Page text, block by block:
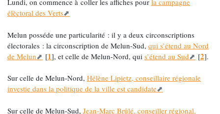
Lundi, on commence à coller les affiches pour la campagne
élèctoral des Verts
Melun posséde une particularité : il y a deux circonscriptions
électorales : la circonscription de Melun-Sud, qui s’étend au Nord
de Melun
[1], et celle de Melun-Nord, qui s’étend au Sud [2].
Sur celle de Melun-Nord, Hélène Lipietz, conseillaire régionale
investie dans la politique de la ville est candidate
Sur celle de Melun-Sud, Jean-Marc Brûlé, conseiller régional,